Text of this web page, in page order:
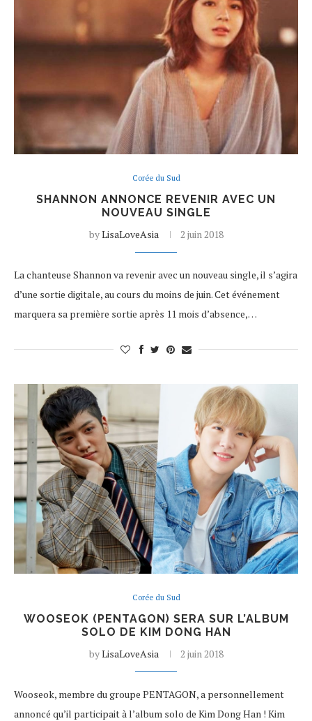
Corée du Sud
SHANNON ANNONCE REVENIR AVEC UN
NOUVEAU SINGLE
byLisaLoveAsia 2 juin 2018
La chanteuse Shannon va revenir avec un nouveau single, il s’agira
d’une sortie digitale, au cours du moins de juin. Cet événement
marquera sa première sortie après 11 mois d’absence,…
Corée du Sud
WOOSEOK (PENTAGON) SERA SUR L’ALBUM
SOLO DE KIM DONG HAN
byLisaLoveAsia 2 juin 2018
Wooseok, membre du groupe PENTAGON, a personnellement
annoncé qu’il participait à l’album solo de Kim Dong Han ! Kim